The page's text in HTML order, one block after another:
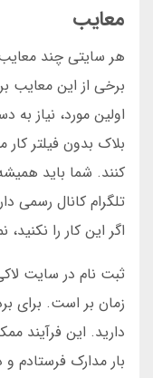
معایب
هر سایتی چند
برخی از این
اولین مورد، نیاز
بلاک بدون فیلتر
کنند. شما باید
تلگرام کانال رسمی
اگر این کار را
ثبت نام در سایت
زمان بر است. برای
دارید. این
بار مدارک فرستادم